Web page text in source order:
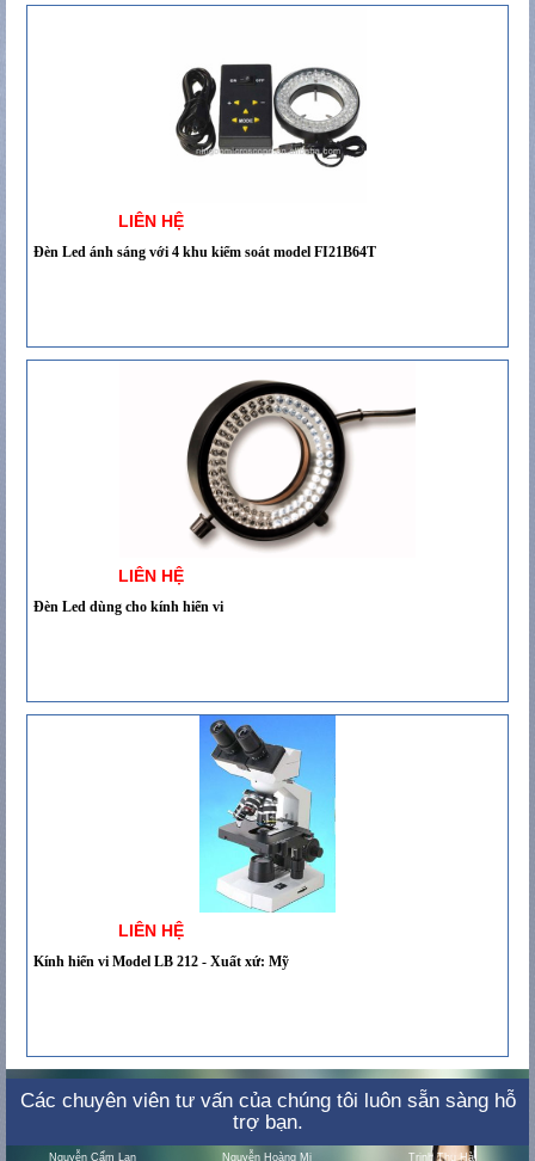
LIÊN HỆ
Đèn Led ánh sáng với 4 khu kiểm soát model FI21B64T
LIÊN HỆ
Đèn Led dùng cho kính hiển vi
LIÊN HỆ
Kính hiển vi Model LB 212 - Xuất xứ: Mỹ
Các chuyên viên tư vấn của chúng tôi luôn sẵn sàng hỗ
trợ bạn.
Nguyễn Cẩm Lan Nguyễn Hoàng Mi Trịnh Thu Hà